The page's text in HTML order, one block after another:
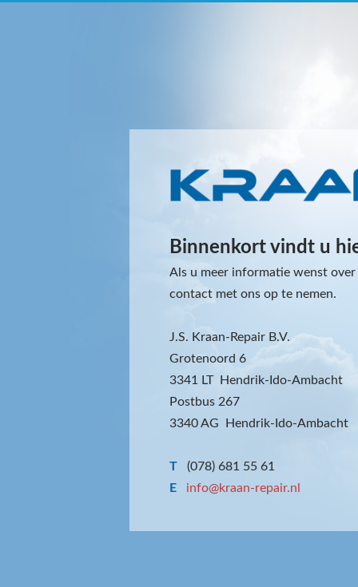
Binnenkort vindt u
Als u meer informatie wenst
contact met ons op te nemen.
J.S. Kraan-Repair B.V.
Grotenoord 6
3341 LT Hendrik-Ido-Ambacht
Postbus 267
3340 AG Hendrik-Ido-Ambacht
T
(078) 681 55 61
E
info@kraan-repair.nl